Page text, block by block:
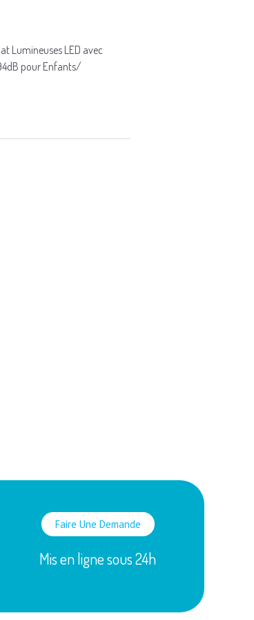
Lumineuses LED avec
pour Enfants/
Faire Une Demande
Mis en ligne sous 24h